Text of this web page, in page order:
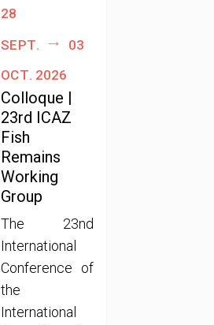
28
sept.
03
oct. 2026
Colloque |
23rd ICAZ
Fish
Remains
Working
Group
The 23nd
International
Conference of
the
International